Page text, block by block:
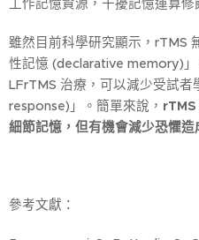
工作記憶資源，干擾記憶運算修
雖然目前科學研究顯示，rTMS
性記憶 (declarative memory)
LFrTMS 治療，可以減少受試
response)」。簡單來說，
細節記憶，但有機會減少恐懼造
參考文獻：